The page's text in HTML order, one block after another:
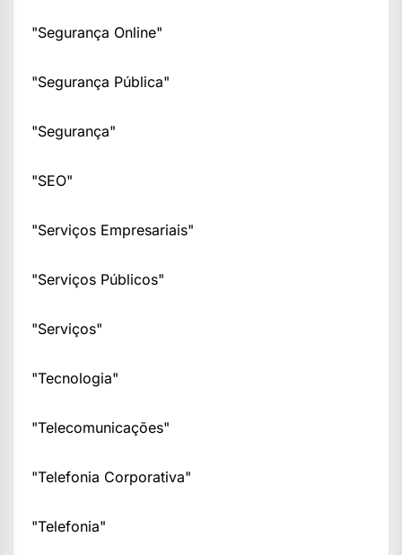
"Segurança Online"
"Segurança Pública"
"Segurança"
"SEO"
"Serviços Empresariais"
"Serviços Públicos"
"Serviços"
"Tecnologia"
"Telecomunicações"
"Telefonia Corporativa"
"Telefonia"